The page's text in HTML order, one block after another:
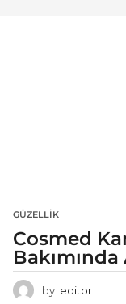
GÜZELLIK
Cosmed
by editor